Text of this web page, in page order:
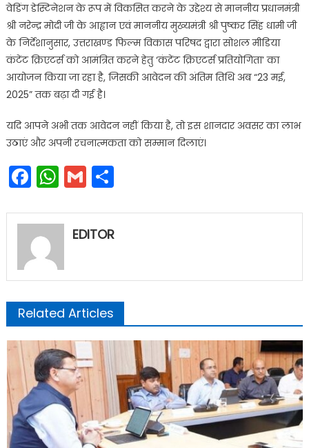
वेडिंग डेस्टिनेशन के रूप में विकसित करने के उद्देश्य से माननीय प्रधानमंत्री
श्री नरेन्द्र मोदी जी के आह्वान एवं माननीय मुख्यमंत्री श्री पुष्कर सिंह धामी जी
के निर्देशानुसार, उत्तराखण्ड फिल्म विकास परिषद द्वारा सोशल मीडिया
कंटेंट क्रिएटर्स को आमंत्रित करने हेतु ‘कंटेंट क्रिएटर्स प्रतियोगिता’ का
आयोजन किया जा रहा है, जिसकी आवेदन की अंतिम तिथि अब “23 मई,
2025” तक बढ़ा दी गई है।
यदि आपने अभी तक आवेदन नहीं किया है, तो इस शानदार अवसर का लाभ
उठाएं और अपनी रचनात्मकता को सम्मान दिलाएं।
Facebook
WhatsApp
GmailShare
EDITOR
Related Articles